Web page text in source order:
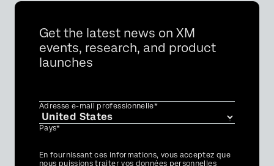
Get the latest news on XM
events, research, and product
launches
Adresse e-mail professionnelle*
Pays*
Privacy
Optin
En fournissant ces informations, vous acceptez que
nous puissions traiter vos données personnelles